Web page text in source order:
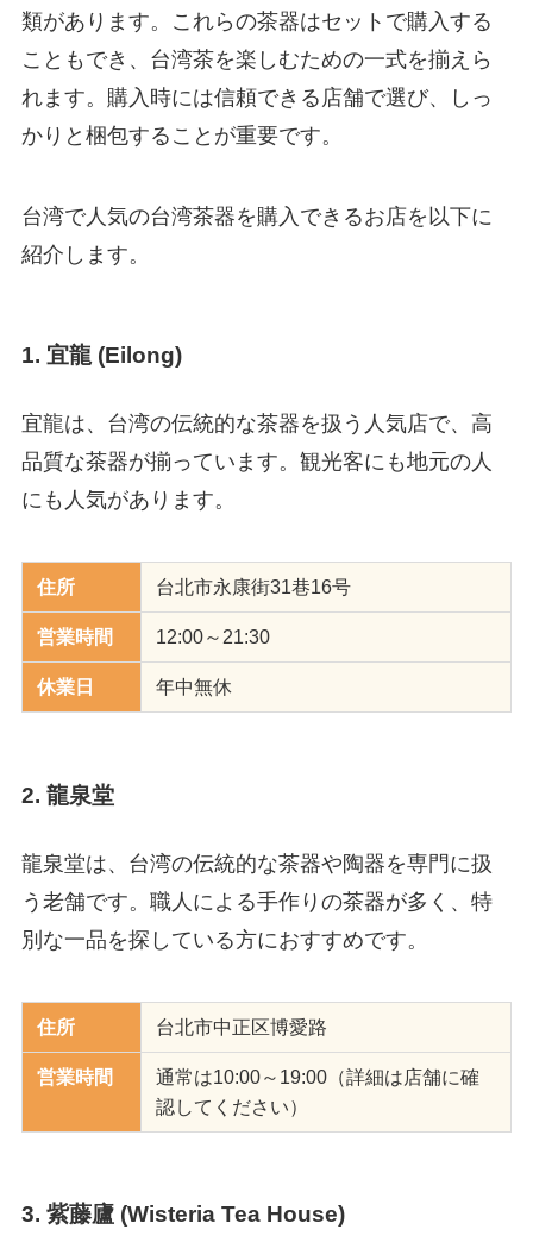
類があります。これらの茶器はセットで購入する
こともでき、台湾茶を楽しむための一式を揃えら
れます。購入時には信頼できる店舗で選び、しっ
かりと梱包することが重要です。
台湾で人気の台湾茶器を購入できるお店を以下に
紹介します。
1. 宜龍 (Eilong)
宜龍は、台湾の伝統的な茶器を扱う人気店で、高
品質な茶器が揃っています。観光客にも地元の人
にも人気があります。
住所 台北市永康街31巷16号
営業時間 12:00～21:30
休業日 年中無休
2. 龍泉堂
龍泉堂は、台湾の伝統的な茶器や陶器を専門に扱
う老舗です。職人による手作りの茶器が多く、特
別な一品を探している方におすすめです。
住所 台北市中正区博愛路
営業時間
通常は10:00～19:00（詳細は店舗に確
認してください）
3. 紫藤廬 (Wisteria Tea House)